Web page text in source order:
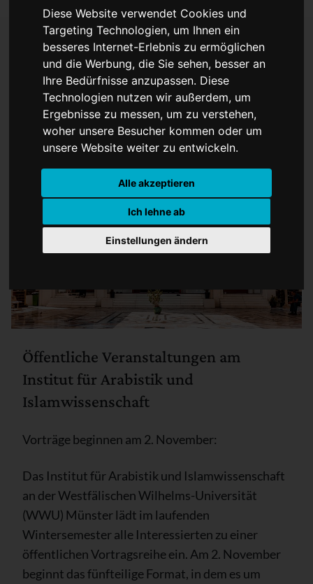
Diese Website verwendet Cookies und
Targeting Technologien, um Ihnen ein
besseres Internet-Erlebnis zu ermöglichen
und die Werbung, die Sie sehen, besser an
Ihre Bedürfnisse anzupassen. Diese
Technologien nutzen wir außerdem, um
Ergebnisse zu messen, um zu verstehen,
woher unsere Besucher kommen oder um
unsere Website weiter zu entwickeln.
Alle akzeptieren
Ich lehne ab
Einstellungen ändern
Herrscher, Kreuzritter und
arabische Fernsehserien
Öffentliche Veranstaltungen am
Institut für Arabistik und
Islamwissenschaft
Vorträge beginnen am 2. November:
Das Institut für Arabistik und Islamwissenschaft
an der Westfälischen Wilhelms-Universität
(WWU) Münster lädt im laufenden
Wintersemester alle Interessierten zu einer
öffentlichen Vortragsreihe ein. Am 2. November
beginnt das fünfteilige Format, in dem es um